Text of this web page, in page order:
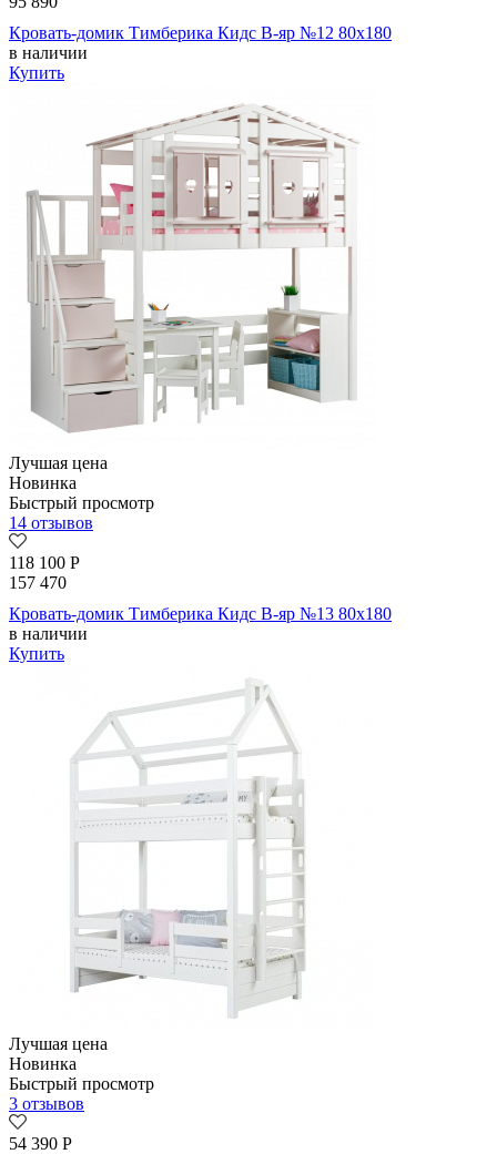
Кровать-домик Тимберика Кидс В-яр №12 80х180
в наличии
Купить
Лучшая цена
Новинка
Быстрый просмотр
14 отзывов
118 100 Р
157 470
Кровать-домик Тимберика Кидс В-яр №13 80х180
в наличии
Купить
Лучшая цена
Новинка
Быстрый просмотр
3 отзывов
54 390 Р